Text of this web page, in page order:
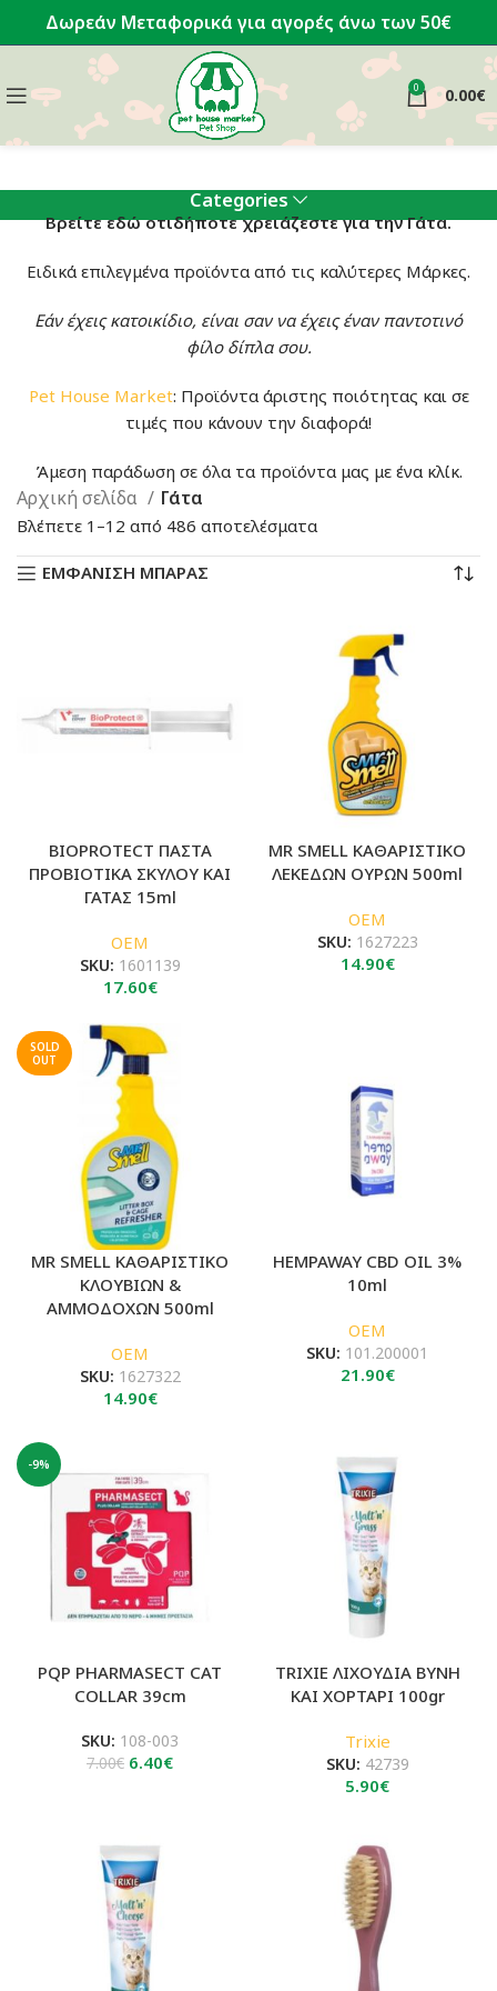
Δωρεάν Μεταφορικά για αγορές άνω των 50€
0 0.00€
Categories
Βρείτε εδώ οτιδήποτε χρειάζεστε για την Γάτα.
Ειδικά επιλεγμένα προϊόντα από τις καλύτερες Μάρκες.
Εάν έχεις κατοικίδιο, είναι σαν να έχεις έναν παντοτινό
φίλο δίπλα σου.
Pet House Market: Προϊόντα άριστης ποιότητας και σε
τιμές που κάνουν την διαφορά!
Άμεση παράδωση σε όλα τα προϊόντα μας με ένα κλίκ.
Αρχική σελίδα Γάτα
Βλέπετε 1–12 από 486 αποτελέσματα
by
ΕΜΦΑΝΙΣΗ ΜΠΑΡΑΣ
BIOPROTECT ΠΑΣΤΑ
ΠΡΟΒΙΟΤΙΚΑ ΣΚΥΛΟΥ ΚΑΙ
ΓΑΤΑΣ 15ml
OEM
SKU: 1601139
17.60€
MR SMELL ΚΑΘΑΡΙΣΤΙΚΟ
ΛΕΚΕΔΩΝ ΟΥΡΩΝ 500ml
OEM
SKU: 1627223
14.90€
SOLD
OUT
MR SMELL ΚΑΘΑΡΙΣΤΙΚΟ
ΚΛΟΥΒΙΩΝ &
ΑΜΜΟΔΟΧΩΝ 500ml
OEM
SKU: 1627322
14.90€
HEMPAWAY CBD OIL 3%
10ml
OEM
SKU: 101.200001
21.90€
-9%
PQP PHARMASECT CAT
COLLAR 39cm
SKU: 108-003
7.00€ Original
6.40€Η
TRIXIE ΛΙΧΟΥΔΙA ΒΥΝΗ
ΚΑΙ ΧΟΡΤΑΡΙ 100gr
Trixie
SKU: 42739
5.90€